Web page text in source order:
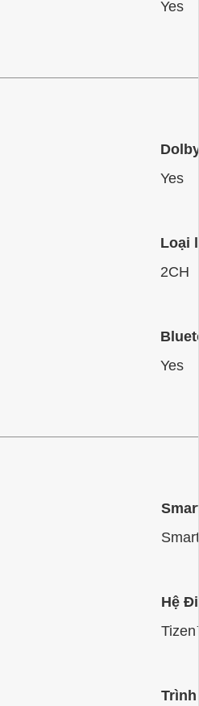
Yes
Yes
Loại
2CH
Yes
Smart
Hệ